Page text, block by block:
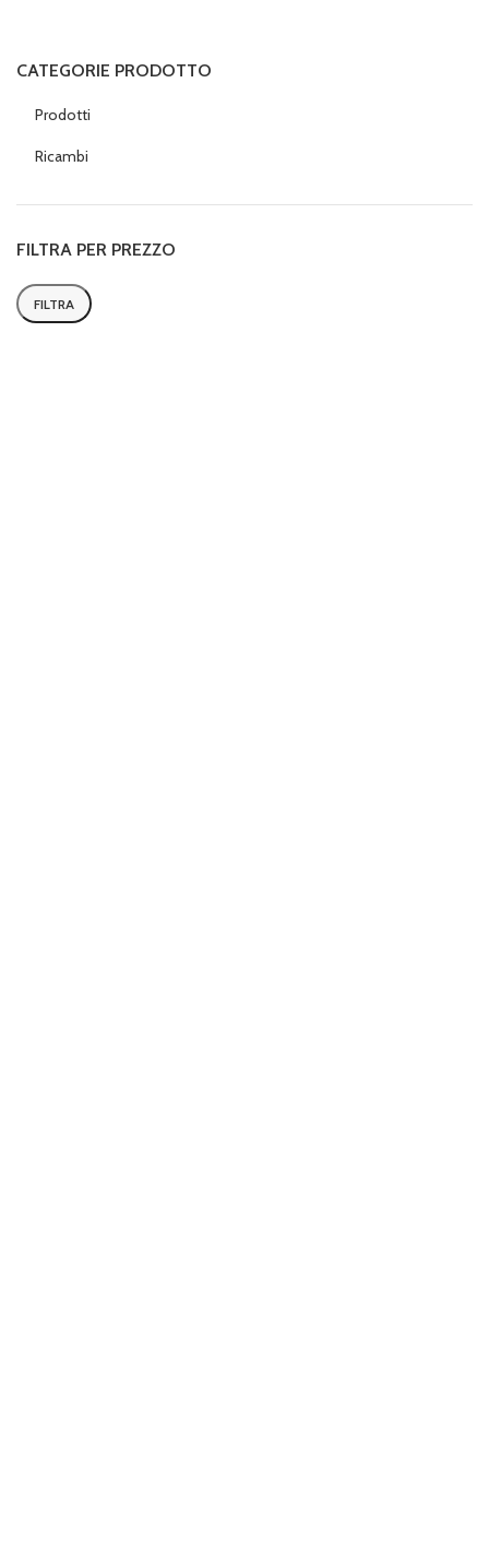
CATEGORIE PRODOTTO
Prodotti
Ricambi
FILTRA PER PREZZO
Prezzo
Prezzo
FILTRA